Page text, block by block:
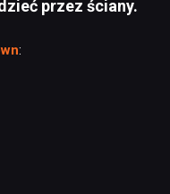
przez ściany.
: